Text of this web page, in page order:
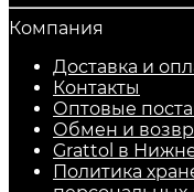
Компания
Доставка и
Контакты
Оптовые
Обмен и
Grattol в
Политика